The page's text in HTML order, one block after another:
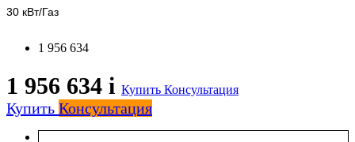
30 кВт/Газ
1 956 634
1 956 634 i Купить Консультация
Купить Консультация